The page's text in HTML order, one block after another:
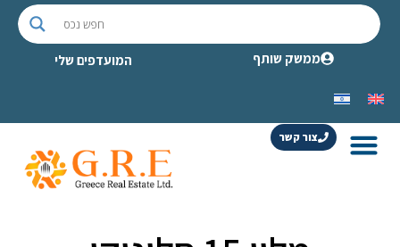
ממשק שותף המועדפים שלי
צור קשר